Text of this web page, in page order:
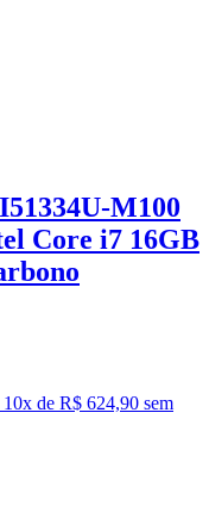
M100
Core i7 16GB
10x de R$ 624,90 sem